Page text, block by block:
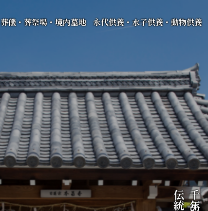
葬儀・葬祭場・境内墓地 永代供養・水子供養・動物供養